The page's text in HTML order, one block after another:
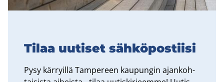
Tilaa uu­ti­set säh­kö­pos­tii­si
Pysy kär­ryil­lä Tam­pe­reen kau­pun­gin ajan­koh­